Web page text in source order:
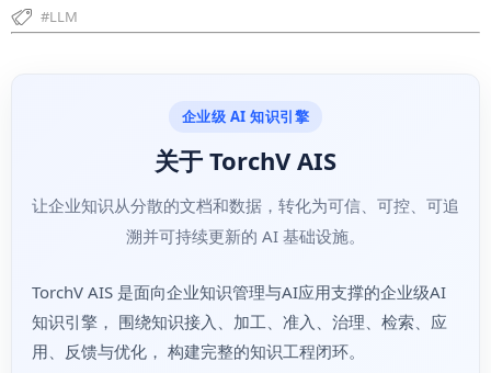
LLM
企业级 AI 知识引擎
关于 TorchV AIS
让企业知识从分散的文档和数据，转化为可信、可控、可追
溯并可持续更新的 AI 基础设施。
TorchV AIS 是面向企业知识管理与AI应用支撑的企业级AI
知识引擎， 围绕知识接入、加工、准入、治理、检索、应
用、反馈与优化， 构建完整的知识工程闭环。